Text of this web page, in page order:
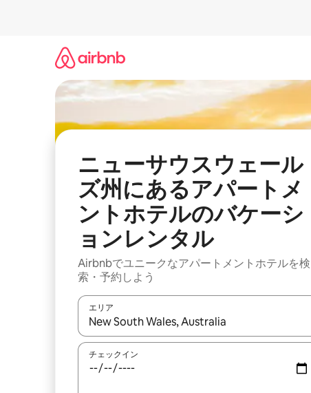
ニューサウスウェール
ズ州にあるアパートメ
ントホテルのバケーシ
ョンレンタル
Airbnbでユニークなアパートメントホテルを検
索・予約しよう
エリア
検索結果が表示されたら、上下の矢印キーを使っ
チェックイン